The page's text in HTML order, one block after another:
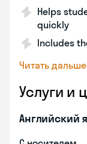
Helps
quickly
Includes
Читать дальше
Услуги и
Английский